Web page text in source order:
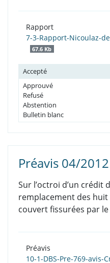
Rapport
7-3-Rapport-Nicoulaz-
67.6 Kb
Accepté
Approuvé
Refusé
Abstention
Bulletin blanc
Préavis 04/2012
Sur l’octroi d’un crédit
remplacement des
couvert fissurées par le
Préavis
10-1-DBS-Pre-769-